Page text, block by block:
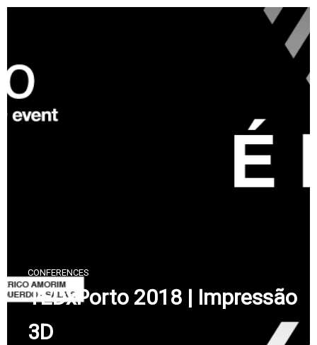
Skip
CONFERENCES
TEDxPorto 2018 | Impressão
3D